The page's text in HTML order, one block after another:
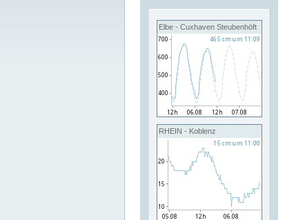
Elbe - Cuxhaven Steubenhöft
RHEIN - Koblenz